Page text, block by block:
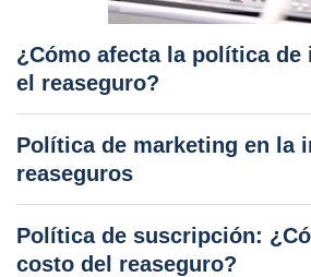
¿Cómo afecta la política de
el reaseguro?
Política de marketing en la
reaseguros
Política de suscripción:
costo del reaseguro?